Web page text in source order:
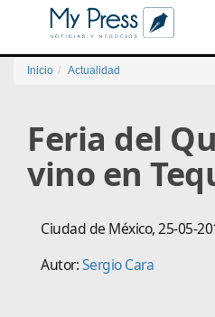
Inicio Actualidad
Feria del
vino en
Ciudad de México,25-05-
Autor:Sergio Cara